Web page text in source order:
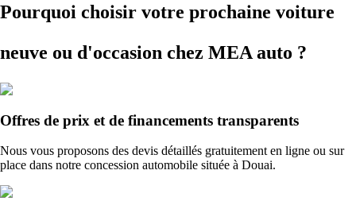
Pourquoi choisir votre prochaine voiture
neuve ou d'occasion chez MEA auto ?
Offres de prix et de financements transparents
Nous vous proposons des devis détaillés gratuitement en ligne ou sur
place dans notre concession automobile située à Douai.